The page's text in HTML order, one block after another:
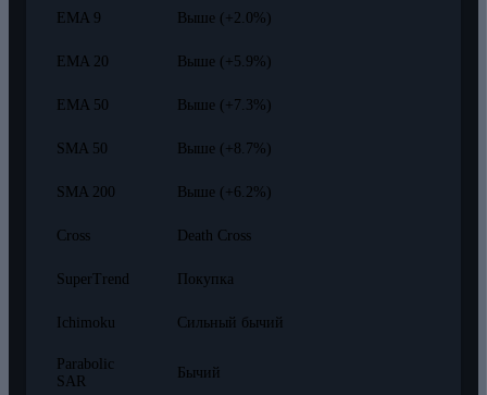
EMA 9 Выше (+2.0%)
EMA 20 Выше (+5.9%)
EMA 50 Выше (+7.3%)
SMA 50 Выше (+8.7%)
SMA 200 Выше (+6.2%)
Cross Death Cross
SuperTrend Покупка
Ichimoku Сильный бычий
Parabolic
SAR
Бычий